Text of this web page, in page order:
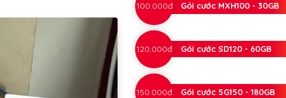
100.000đ Gói cước MXH100 - 30GB
120.000đ Gói cước SD120 - 60GB
150.000đ Gói cước 5G150 - 180GB